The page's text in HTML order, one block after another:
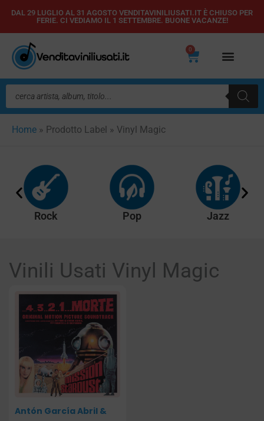
Vai
contenuto
DAL 29 LUGLIO AL 31 AGOSTO VENDITAVINILIUSATI.IT È CHIUSO PER
FERIE. CI VEDIAMO IL 1 SETTEMBRE. BUONE VACANZE!
0
Carrello
Ricerca
prodotti
Home » Prodotto Label » Vinyl Magic
Rock Pop Jazz
Vinili Usati Vinyl Magic
Antón García Abril &